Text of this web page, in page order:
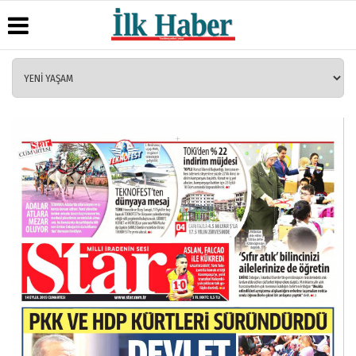
Üye Paneli
Gazete
Arşivi
Günün
Haberleri
Hava
Manşetleri
Anketler
Biyografiler
Köşe
Galeri
Foto
Galeri
Künye
Çerez
Politikası
Gizlilik
İlkeleri